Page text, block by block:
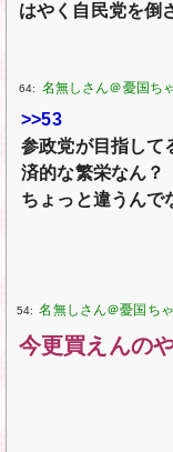
はやく自民党を倒
64:
>>53
参政党が目指して
済的な繁栄なん？
ちょっと違うんで
54:
今更買えんの